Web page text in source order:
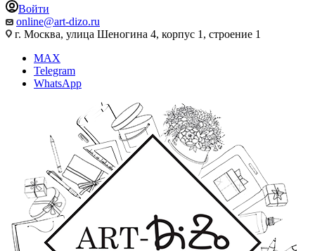
Войти
online@art-dizo.ru
г. Москва, улица Шеногина 4, корпус 1, строение 1
MAX
Telegram
WhatsApp